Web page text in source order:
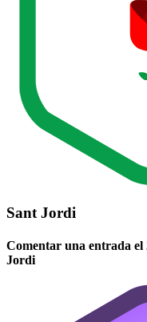
Sant Jordi
Comentar una entrada
Jordi